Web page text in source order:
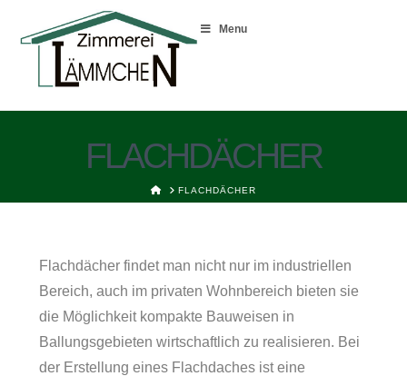
Menu
FLACHDÄCHER
HOMEFLACHDÄCHER
Flachdächer findet man nicht nur im industriellen
Bereich, auch im privaten Wohnbereich bieten sie
die Möglichkeit kompakte Bauweisen in
Ballungsgebieten wirtschaftlich zu realisieren. Bei
der Erstellung eines Flachdaches ist eine